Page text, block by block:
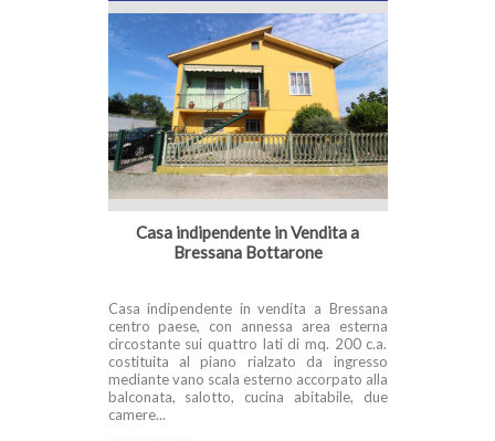
Casa indipendente in Vendita a
Bressana Bottarone
Casa indipendente in vendita a Bressana
centro paese, con annessa area esterna
circostante sui quattro lati di mq. 200 c.a.
costituita al piano rialzato da ingresso
mediante vano scala esterno accorpato alla
balconata, salotto, cucina abitabile, due
camere...